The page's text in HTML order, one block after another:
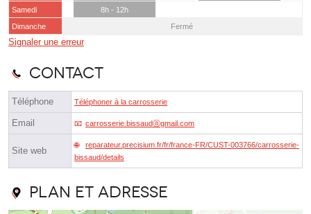
Samedi
8h - 12h
Dimanche
Fermé
Signaler une erreur
Contact
Téléphone Téléphoner à la carrosserie
Email carrosserie.bissaudⓐgmail.com
Site web
reparateur.precisium.fr/fr/france-FR/CUST-003766/carrosserie-
bissaud/details
Plan et adresse